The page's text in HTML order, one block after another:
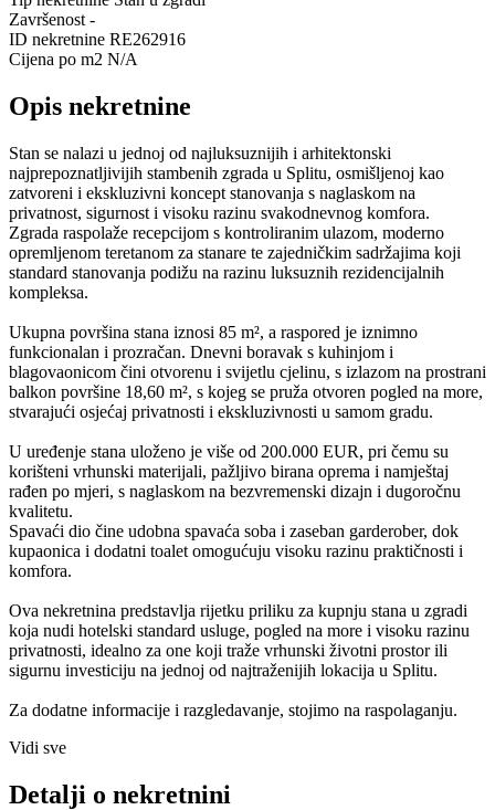
Završenost -
ID nekretnine RE262916
Cijena po m2 N/A
Opis nekretnine
Stan se nalazi u jednoj od najluksuznijih i arhitektonski
najprepoznatljivijih stambenih zgrada u Splitu, osmišljenoj kao
zatvoreni i ekskluzivni koncept stanovanja s naglaskom na
privatnost, sigurnost i visoku razinu svakodnevnog komfora.
Zgrada raspolaže recepcijom s kontroliranim ulazom, moderno
opremljenom teretanom za stanare te zajedničkim sadržajima koji
standard stanovanja podižu na razinu luksuznih rezidencijalnih
kompleksa.
Ukupna površina stana iznosi 85 m², a raspored je iznimno
funkcionalan i prozračan. Dnevni boravak s kuhinjom i
blagovaonicom čini otvorenu i svijetlu cjelinu, s izlazom na prostrani
balkon površine 18,60 m², s kojeg se pruža otvoren pogled na more,
stvarajući osjećaj privatnosti i ekskluzivnosti u samom gradu.
U uređenje stana uloženo je više od 200.000 EUR, pri čemu su
korišteni vrhunski materijali, pažljivo birana oprema i namještaj
rađen po mjeri, s naglaskom na bezvremenski dizajn i dugoročnu
kvalitetu.
Spavaći dio čine udobna spavaća soba i zaseban garderober, dok
kupaonica i dodatni toalet omogućuju visoku razinu praktičnosti i
komfora.
Ova nekretnina predstavlja rijetku priliku za kupnju stana u zgradi
koja nudi hotelski standard usluge, pogled na more i visoku razinu
privatnosti, idealno za one koji traže vrhunski životni prostor ili
sigurnu investiciju na jednoj od najtraženijih lokacija u Splitu.
Za dodatne informacije i razgledavanje, stojimo na raspolaganju.
Vidi sve
Detalji o nekretnini